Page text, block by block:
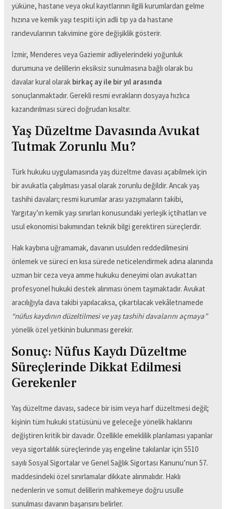
yüküne, hastane veya okul kayıtlarının ilgili kurumlardan gelme
hızına ve kemik yaşı tespiti için adli tıp ya da hastane
randevularının takvimine göre değişiklik gösterir.
İzmir, Menderes veya Gaziemir adliyelerindeki yoğunluk
durumuna ve delillerin eksiksiz sunulmasına bağlı olarak bu
davalar kural olarak birkaç ay ile bir yıl arasında
sonuçlanmaktadır. Gerekli resmi evrakların dosyaya hızlıca
kazandırılması süreci doğrudan kısaltır.
Yaş Düzeltme Davasında Avukat
Tutmak Zorunlu Mu?
Türk hukuku uygulamasında yaş düzeltme davası açabilmek için
bir avukatla çalışılması yasal olarak zorunlu değildir. Ancak yaş
tashihi davaları; resmi kurumlar arası yazışmaların takibi,
Yargıtay’ın kemik yaşı sınırları konusundaki yerleşik içtihatları ve
usul ekonomisi bakımından teknik bilgi gerektiren süreçlerdir.
Hak kaybına uğramamak, davanın usulden reddedilmesini
önlemek ve süreci en kısa sürede neticelendirmek adına alanında
uzman bir ceza veya amme hukuku deneyimi olan avukattan
profesyonel hukuki destek alınması önem taşımaktadır. Avukat
aracılığıyla dava takibi yapılacaksa, çıkartılacak vekâletnamede
“nüfus kaydının düzeltilmesi ve yaş tashihi davalarını açmaya”
yönelik özel yetkinin bulunması gerekir.
Sonuç: Nüfus Kaydı Düzeltme
Süreçlerinde Dikkat Edilmesi
Gerekenler
Yaş düzeltme davası, sadece bir isim veya harf düzeltmesi değil;
kişinin tüm hukuki statüsünü ve geleceğe yönelik haklarını
değiştiren kritik bir davadır. Özellikle emeklilik planlaması yapanlar
veya sigortalılık süreçlerinde yaş engeline takılanlar için 5510
sayılı Sosyal Sigortalar ve Genel Sağlık Sigortası Kanunu’nun 57.
maddesindeki özel sınırlamalar dikkate alınmalıdır. Haklı
nedenlerin ve somut delillerin mahkemeye doğru usulle
sunulması davanın başarısını belirler.